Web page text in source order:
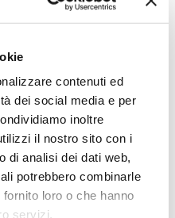
contenuti ed
dei social media e per
inoltre
il nostro sito con i
di analisi dei dati web,
potrebbero combinarle
loro o che hanno
servizi.
cuffie, aste e
compagno. Lo
e il resto dei
son..